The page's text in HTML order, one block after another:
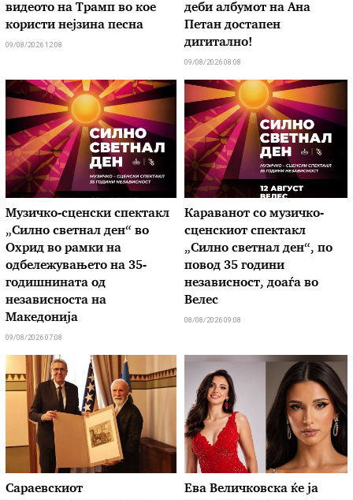
видеото на Трамп во кое
користи нејзина песна
09/08/2026 12:08
деби албумот на Ана
Петан достапен
дигитално!
09/08/2026 08:08
Музичко-сценски спектакл
„Силно светнал ден“ во
Охрид во рамки на
одбележувањето на 35-
годишнината од
независноста на
Македонија
09/08/2026 07:08
Караванот со музичкo-
сценскиот спектакл
„Силно светнал ден“, по
повод 35 години
независност, доаѓа во
Велес
08/08/2026 09:08
Сараевскиот
Ева Величковска ќе ја